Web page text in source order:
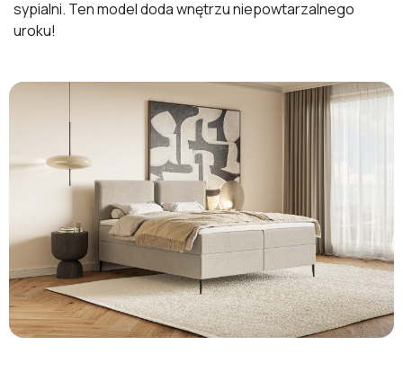
sypialni. Ten model doda wnętrzu niepowtarzalnego
uroku!